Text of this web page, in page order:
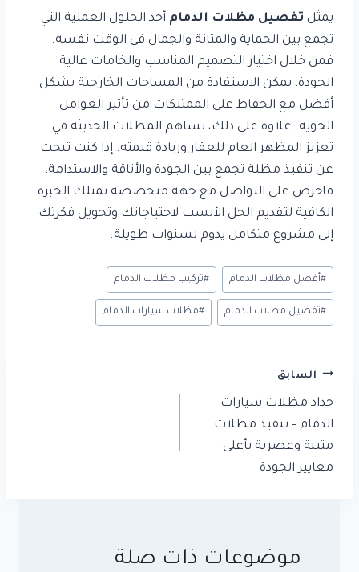
يمثل تفصيل مظلات الدمام أحد الحلول العملية التي
تجمع بين الحماية والمتانة والجمال في الوقت نفسه.
فمن خلال اختيار التصميم المناسب والخامات عالية
الجودة، يمكن الاستفادة من المساحات الخارجية بشكل
أفضل مع الحفاظ على الممتلكات من تأثير العوامل
الجوية. علاوة على ذلك، تساهم المظلات الحديثة في
تعزيز المظهر العام للعقار وزيادة قيمته. إذا كنت تبحث
عن تنفيذ مظلة تجمع بين الجودة والأناقة والاستدامة،
فاحرص على التواصل مع جهة متخصصة تمتلك الخبرة
الكافية لتقديم الحل الأنسب لاحتياجاتك وتحويل فكرتك
إلى مشروع متكامل يدوم لسنوات طويلة.
وسوم
المقال:
#أفضل مظلات الدمام #تركيب مظلات الدمام
#تفصيل مظلات الدمام #مظلات سيارات الدمام
تصفّح
المقالات
السابق
حداد مظلات سيارات
الدمام – تنفيذ مظلات
متينة وعصرية بأعلى
معايير الجودة
موضوعات ذات صلة